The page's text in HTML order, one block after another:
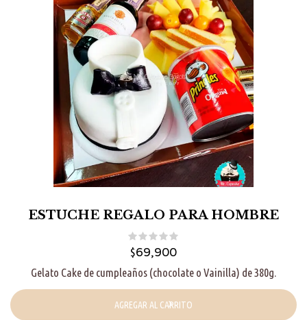
ESTUCHE REGALO PARA HOMBRE
$69,900
Gelato Cake de cumpleaños (chocolate o Vainilla) de 380g.
AGREGAR AL CARRITO